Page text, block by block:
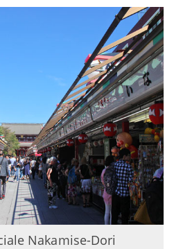
Nakamise-Dori